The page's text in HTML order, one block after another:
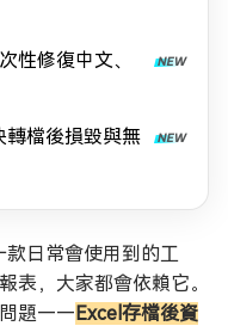
性修復中文、
轉檔後損毀與無
日常會使用到的工
表，大家都會依賴它。
問題——Excel存檔後資